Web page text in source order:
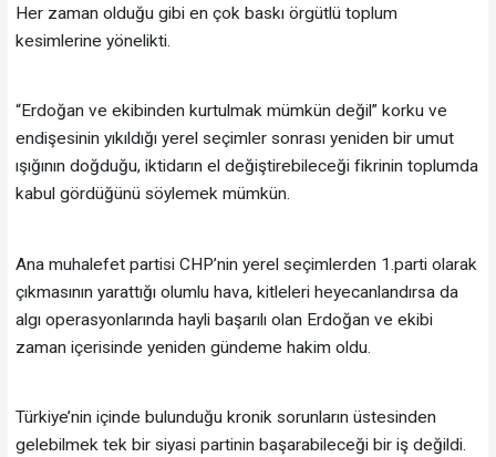
Her zaman olduğu gibi en çok baskı örgütlü toplum
kesimlerine yönelikti.
“Erdoğan ve ekibinden kurtulmak mümkün değil” korku ve
endişesinin yıkıldığı yerel seçimler sonrası yeniden bir umut
ışığının doğduğu, iktidarın el değiştirebileceği fikrinin toplumda
kabul gördüğünü söylemek mümkün.
Ana muhalefet partisi CHP’nin yerel seçimlerden 1.parti olarak
çıkmasının yarattığı olumlu hava, kitleleri heyecanlandırsa da
algı operasyonlarında hayli başarılı olan Erdoğan ve ekibi
zaman içerisinde yeniden gündeme hakim oldu.
Türkiye’nin içinde bulunduğu kronik sorunların üstesinden
gelebilmek tek bir siyasi partinin başarabileceği bir iş değildi.